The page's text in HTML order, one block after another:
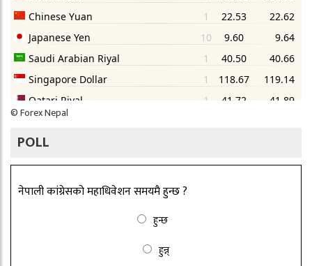
©Forex Nepal
POLL
नेपाली कांग्रेसको महाधिवेशन समयमै हुन्छ ?
हुन्छ
हुन्न्